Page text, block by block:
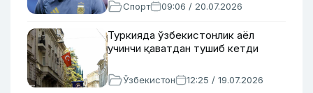
Спорт 09:06 / 20.07.2026
Туркияда ўзбекистонлик аёл
учинчи қаватдан тушиб кетди
Ўзбекистон 12:25 / 19.07.2026